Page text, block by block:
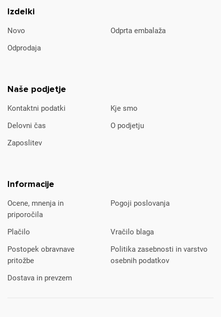
Izdelki
Novo
Odprta embalaža
Odprodaja
Naše podjetje
Kontaktni podatki
Kje smo
Delovni čas
O podjetju
Zaposlitev
Informacije
Ocene, mnenja in
priporočila
Pogoji poslovanja
Plačilo
Vračilo blaga
Postopek obravnave
pritožbe
Politika zasebnosti in varstvo
osebnih podatkov
Dostava in prevzem